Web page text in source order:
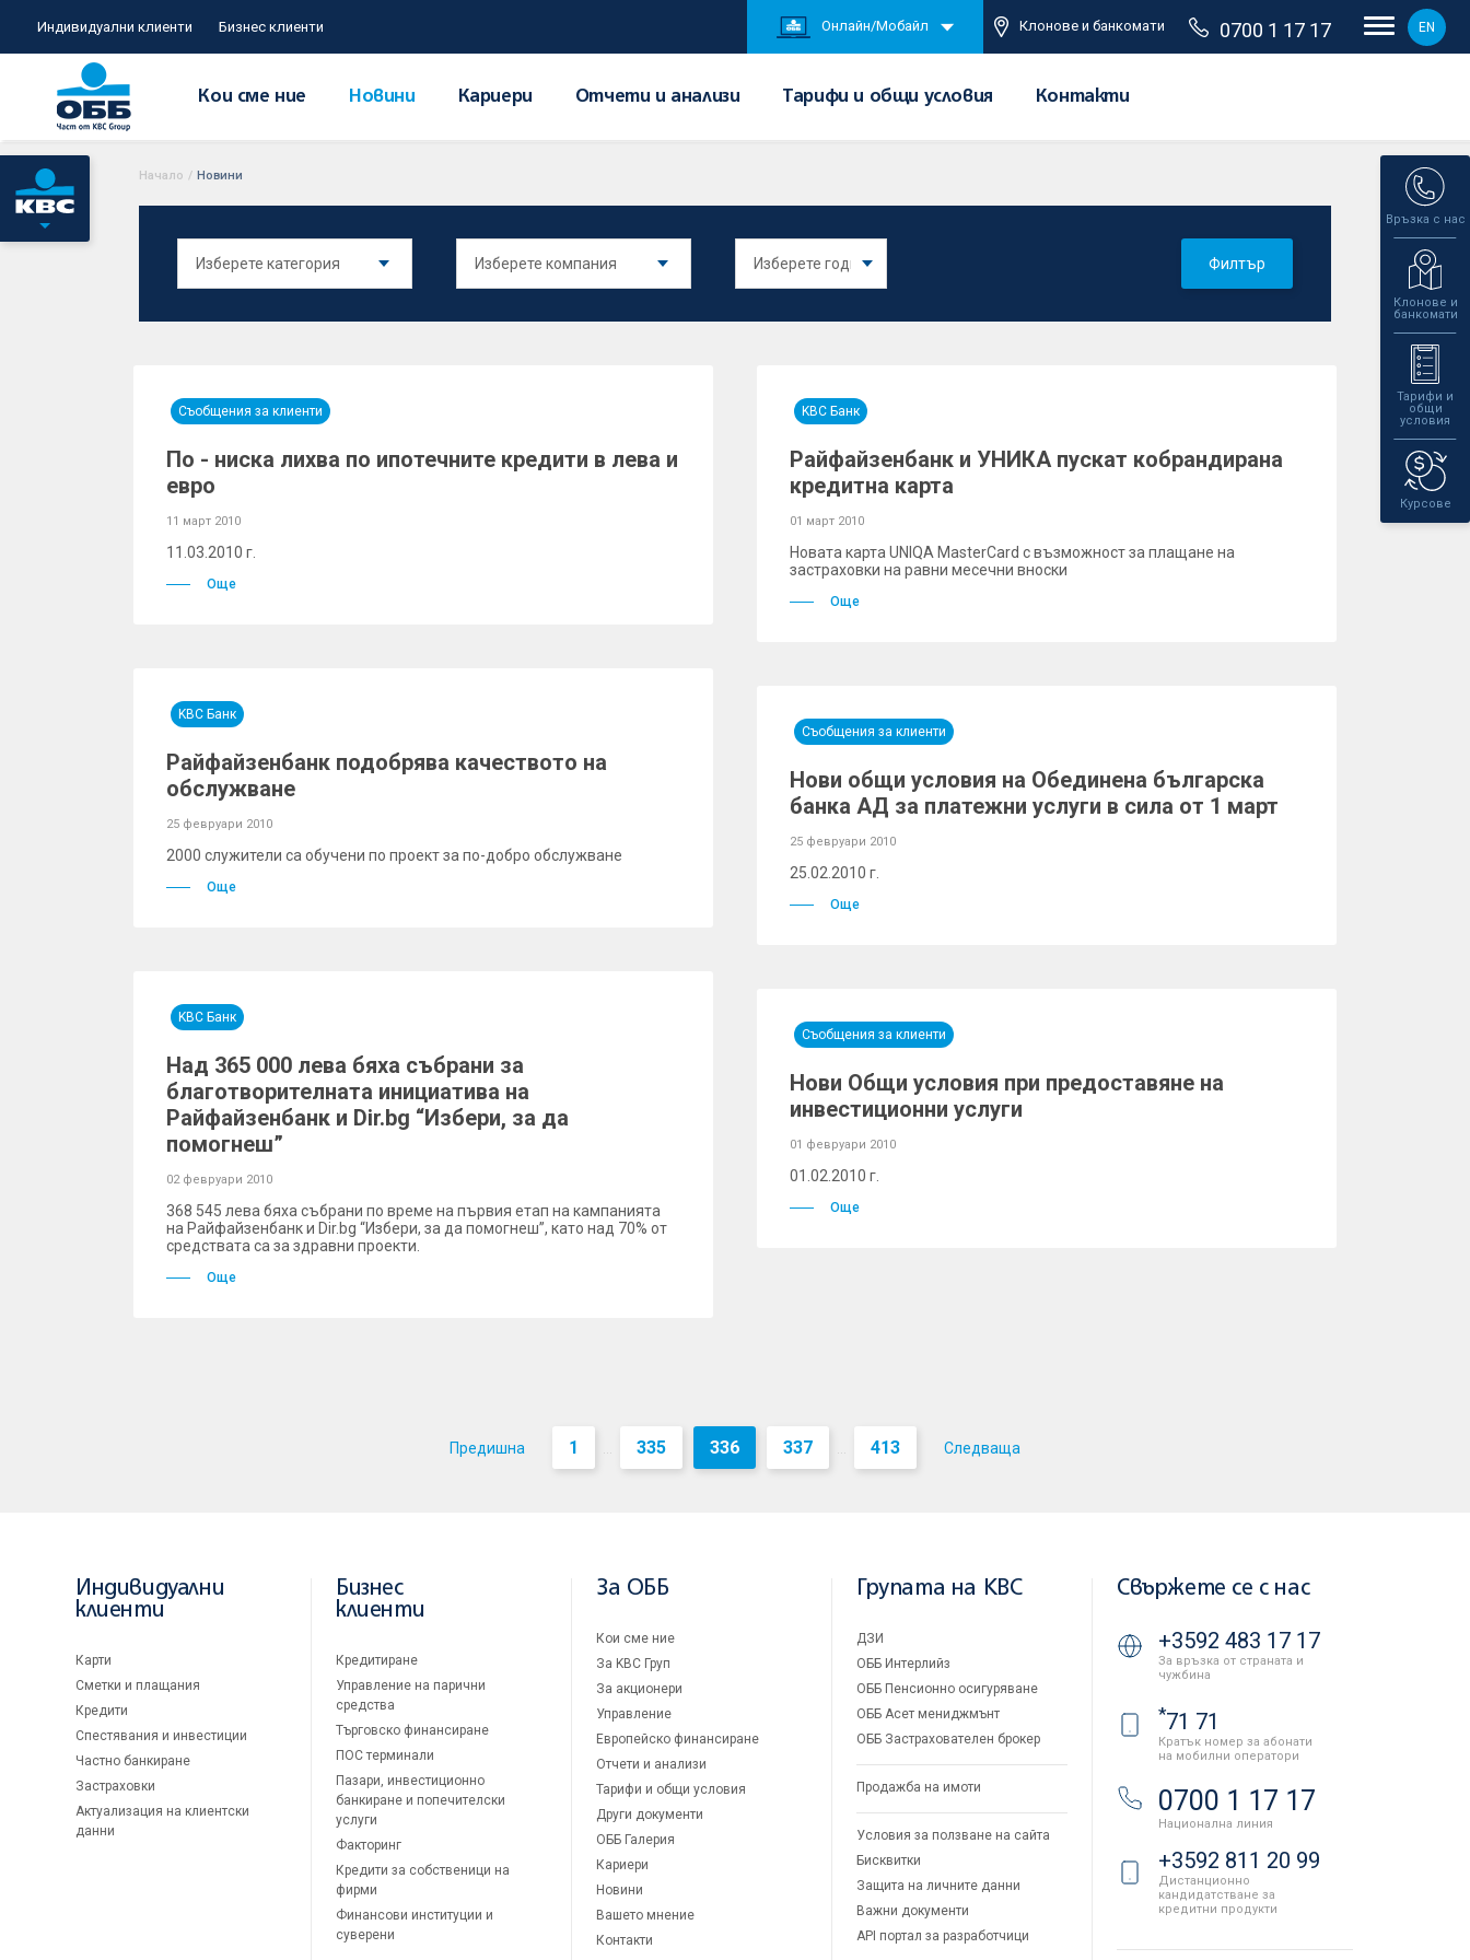
Индивидуални клиенти Бизнес клиенти Онлайн/Мобайл Клонове и банкомати 0700 1 17 17 EN
Кои сме ние Новини Кариери Отчети и анализи Тарифи и общи условия Контакти
Връзка с нас
Клонове и
банкомати
Тарифи и
общи
условия
Курсове
Начало / Новини
Филтър
Съобщения за клиенти
По - ниска лихва по ипотечните кредити в лева и
евро
11 март 2010
11.03.2010 г.
Още
KBC Банк
Райфайзенбанк и УНИКА пускат кобрандирана
кредитна карта
01 март 2010
Новата карта UNIQA MasterCard с възможност за плащане на
застраховки на равни месечни вноски
Още
KBC Банк
Райфайзенбанк подобрява качеството на
обслужване
25 февруари 2010
2000 служители са обучени по проект за по-добро обслужване
Още
Съобщения за клиенти
Нови общи условия на Обединена българска
банка АД за платежни услуги в сила от 1 март
25 февруари 2010
25.02.2010 г.
Още
KBC Банк
Над 365 000 лева бяха събрани за
благотворителната инициатива на
Райфайзенбанк и Dir.bg “Избери, за да
помогнеш”
02 февруари 2010
368 545 лева бяха събрани по време на първия етап на кампанията
на Райфайзенбанк и Dir.bg “Избери, за да помогнеш”, като над 70% от
средствата са за здравни проекти.
Още
Съобщения за клиенти
Нови Общи условия при предоставяне на
инвестиционни услуги
01 февруари 2010
01.02.2010 г.
Още
Предишна 1 ... 335 336 337 ... 413 Следваща
Индивидуални
клиенти
Карти
Сметки и плащания
Кредити
Спестявания и инвестиции
Частно банкиране
Застраховки
Актуализация на клиентски
данни
Бизнес
клиенти
Кредитиране
Управление на парични
средства
Търговско финансиране
ПОС терминали
Пазари, инвестиционно
банкиране и попечителски
услуги
Факторинг
Кредити за собственици на
фирми
Финансови институции и
суверени
За ОББ
Кои сме ние
За KBC Груп
За акционери
Управление
Европейско финансиране
Отчети и анализи
Тарифи и общи условия
Други документи
ОББ Галерия
Кариери
Новини
Вашето мнение
Контакти
Групата на KBC
ДЗИ
ОББ Интерлийз
ОББ Пенсионно осигуряване
ОББ Асет мениджмънт
ОББ Застрахователен брокер
Продажба на имоти
Условия за ползване на сайта
Бисквитки
Защита на личните данни
Важни документи
API портал за разработчици
Свържете се с нас
+3592 483 17 17
За връзка от страната и
чужбина
*71 71
Кратък номер за абонати
на мобилни оператори
0700 1 17 17
Национална линия
+3592 811 20 99
Дистанционно
кандидатстване за
кредитни продукти